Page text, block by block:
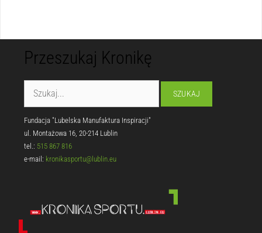
Przeszukaj Kronikę
Fundacja "Lubelska Manufaktura Inspiracji"
ul. Montażowa 16, 20-214 Lublin
tel.: 515 867 816
e-mail: kronikasportu@lublin.eu